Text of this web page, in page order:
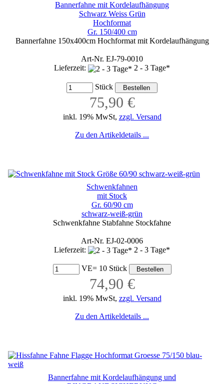
Bannerfahne mit Kordelaufhängung
Schwarz Weiss Grün
Hochformat
Gr. 150/400 cm
Bannerfahne 150x400cm Hochformat mit Kordelaufhängung
Art-Nr. EJ-79-0010
Lieferzeit:
2 - 3 Tage*
Stück
75,90 €
inkl. 19% MwSt, zzgl. Versand
Zu den Artikeldetails ...
Schwenkfahnen
mit Stock
Gr. 60/90 cm
schwarz-weiß-grün
Schwenkfahne Stabfahne Stockfahne
Art-Nr. EJ-02-0006
Lieferzeit:
2 - 3 Tage*
VE= 10 Stück
74,90 €
inkl. 19% MwSt, zzgl. Versand
Zu den Artikeldetails ...
Bannerfahne mit Kordelaufhängung und